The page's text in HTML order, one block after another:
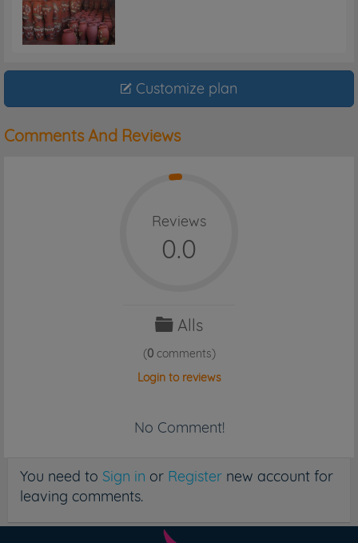
Customize plan
Comments And Reviews
Reviews
0.0
Alls
(0comments)
Login to reviews
No Comment!
You need to Sign in or Register new account for
leaving comments.